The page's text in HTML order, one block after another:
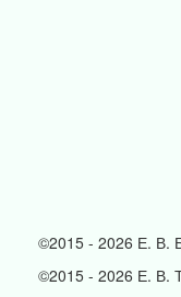
©2015 - 2026 Е. В.
©2015 - 2026 Е. В.